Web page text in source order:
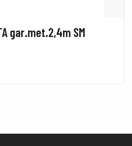
gar.met.2,4m SM